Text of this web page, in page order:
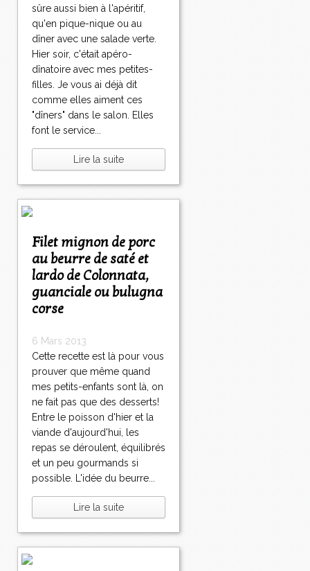
sûre aussi bien à l'apéritif,
qu'en pique-nique ou au
dîner avec une salade verte.
Hier soir, c'était apéro-
dînatoire avec mes petites-
filles. Je vous ai déjà dit
comme elles aiment ces
"dîners" dans le salon. Elles
font le service...
Lire la suite
Filet mignon de porc
au beurre de saté et
lardo de Colonnata,
guanciale ou bulugna
corse
6 Mars 2013
Cette recette est là pour vous
prouver que même quand
mes petits-enfants sont là, on
ne fait pas que des desserts!
Entre le poisson d'hier et la
viande d'aujourd'hui, les
repas se déroulent, équilibrés
et un peu gourmands si
possible. L'idée du beurre...
Lire la suite